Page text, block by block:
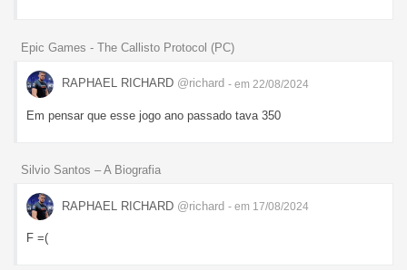
Epic Games - The Callisto Protocol (PC)
RAPHAEL RICHARD @richard - em 22/08/2024
Em pensar que esse jogo ano passado tava 350
Silvio Santos – A Biografia
RAPHAEL RICHARD @richard - em 17/08/2024
F =(